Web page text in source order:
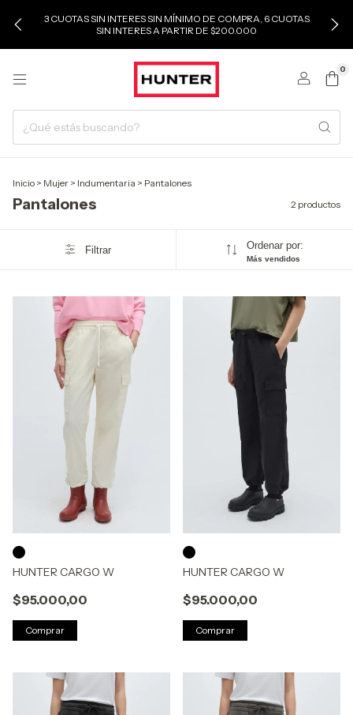
3 CUOTAS SIN INTERES SIN MÍNIMO DE COMPRA, 6 CUOTAS
SIN INTERES A PARTIR DE $200.000
0
Inicio > Mujer > Indumentaria > Pantalones
Pantalones 2 productos
Filtrar Ordenar por:
Más vendidos
HUNTER CARGO W
$95.000,00
Comprar
HUNTER CARGO W
$95.000,00
Comprar